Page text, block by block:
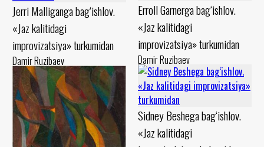
Erroll Garnerga bag‘ishlov.
«Jaz kalitidagi
improvizatsiya» turkumidan
Damir Ruzibaev
Mato, moybo‘yoq Shamot, angob -
1994 yil
Jerri Malliganga bag‘ishlov.
«Jaz kalitidagi
improvizatsiya» turkumidan
Damir Ruzibaev
Karton, levkas Shamot, angob -
1994 yil
Sidney Beshega bag‘ishlov.
«Jaz kalitidagi